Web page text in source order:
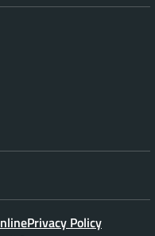
Privacy Policy